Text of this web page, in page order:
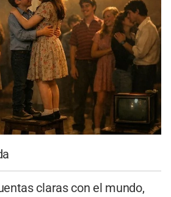
claras con el mundo,